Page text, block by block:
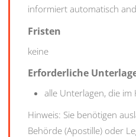
informiert automatisch
Fristen
keine
Erforderliche
alle Unterlagen, die
Hinweis: Sie benötigen
Behörde (Apostille) oder